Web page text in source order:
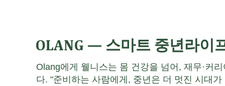
OLANG — 스마트 중년라이
Olang에게 웰니스는 몸 건강을 넘어, 재무·커
다. "준비하는 사람에게, 중년은 더 멋진 시대가